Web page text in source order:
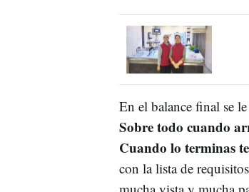
En el balance final se
Sobre todo cuando
Cuando lo terminas
con la lista de